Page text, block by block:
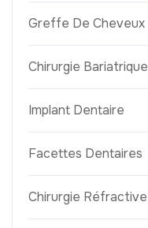
Greffe De Cheveux
Chirurgie Bariatrique
Implant Dentaire
Facettes Dentaires
Chirurgie Réfractive